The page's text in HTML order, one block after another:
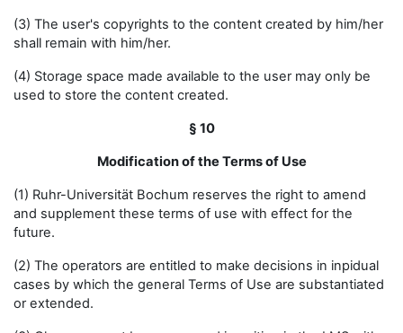
(3) The user's copyrights to the content created by him/her
shall remain with him/her.
(4) Storage space made available to the user may only be
used to store the content created.
§ 10
Modification of the Terms of Use
(1) Ruhr-Universität Bochum reserves the right to amend
and supplement these terms of use with effect for the
future.
(2) The operators are entitled to make decisions in inpidual
cases by which the general Terms of Use are substantiated
or extended.